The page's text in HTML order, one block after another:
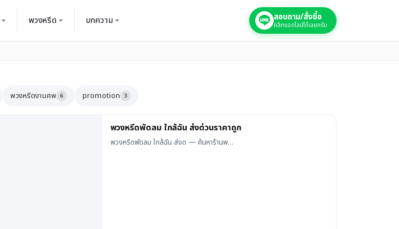
พวงหรีด บทความ สอบถาม/สั่งซื้อ
คลิกแอดไลน์ได้เลยครับ
พวงหรีดงานศพ 6 promotion 3
พวงหรีดพัดลม ใกล้ฉัน ส่งด่วนราคาถูก
พวงหรีดพัดลม ใกล้ฉัน ส่งด — ค้นหาร้านพ…